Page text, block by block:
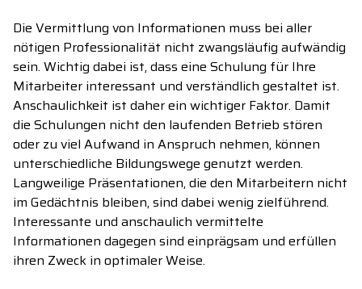
Die Vermittlung von Informationen muss bei aller
nötigen Professionalität nicht zwangsläufig aufwändig
sein. Wichtig dabei ist, dass eine Schulung für Ihre
Mitarbeiter interessant und verständlich gestaltet ist.
Anschaulichkeit ist daher ein wichtiger Faktor. Damit
die Schulungen nicht den laufenden Betrieb stören
oder zu viel Aufwand in Anspruch nehmen, können
unterschiedliche Bildungswege genutzt werden.
Langweilige Präsentationen, die den Mitarbeitern nicht
im Gedächtnis bleiben, sind dabei wenig zielführend.
Interessante und anschaulich vermittelte
Informationen dagegen sind einprägsam und erfüllen
ihren Zweck in optimaler Weise.